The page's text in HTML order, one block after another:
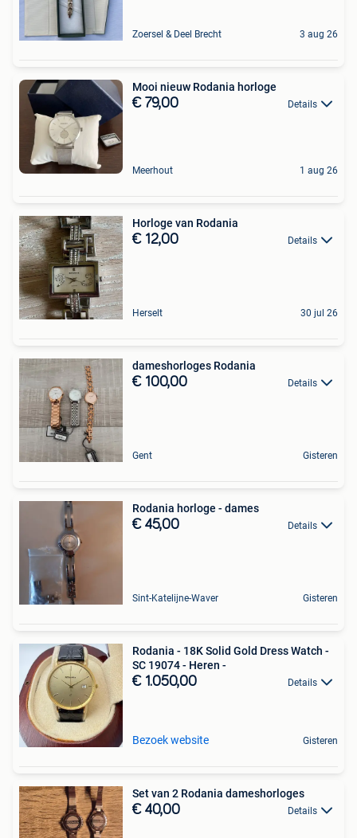
Zoersel & Deel Brecht 3 aug 26
Mooi nieuw Rodania horloge
€ 79,00 Details
Meerhout 1 aug 26
Horloge van Rodania
€ 12,00 Details
Herselt 30 jul 26
dameshorloges Rodania
€ 100,00 Details
Gent Gisteren
Rodania horloge - dames
€ 45,00 Details
Sint-Katelijne-Waver Gisteren
Rodania - 18K Solid Gold Dress Watch -
SC 19074 - Heren -
€ 1.050,00 Details
Bezoek website Gisteren
Set van 2 Rodania dameshorloges
€ 40,00 Details